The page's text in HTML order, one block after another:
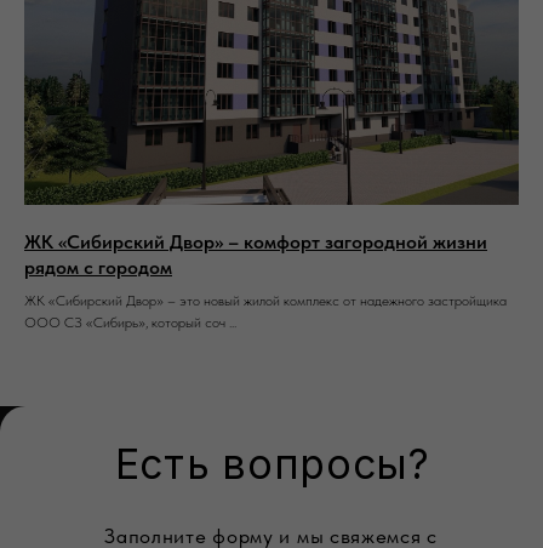
ЖК «Сибирский Двор» – комфорт загородной жизни
рядом с городом
ЖК «Сибирский Двор» – это новый жилой комплекс от надежного застройщика
ООО СЗ «Сибирь», который соч ...